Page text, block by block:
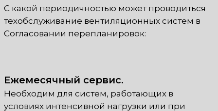
С какой периодичностью может проводиться
техобслуживание вентиляционных систем в
Согласовании перепланировок:
Ежемесячный сервис.
Необходим для систем, работающих в
условиях интенсивной нагрузки или при